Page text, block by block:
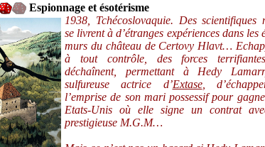
Espionnage et ésotérisme
1938, Tchécoslovaquie. Des scientifiques
se livrent à d’étranges expériences dans les
murs du château de Certovy Hlavt…
à tout contrôle, des forces
déchaînent, permettant à Hedy
sulfureuse actrice d’Extase,
l’emprise de son mari possessif pour
Etats-Unis où elle signe un contrat
prestigieuse M.G.M…